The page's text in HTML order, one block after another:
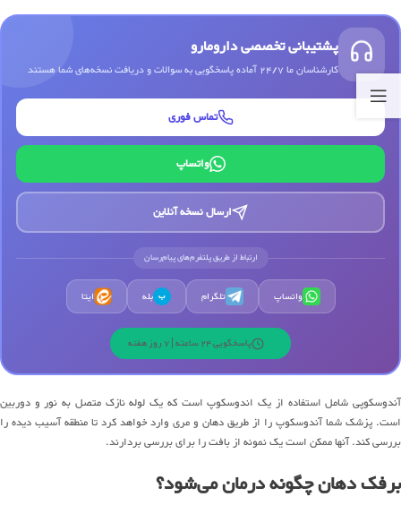
پشتیبانی تخصصی دارومارو
کارشناسان ما 24/7 آماده پاسخگویی به سوالات و دریافت نسخه‌های شما هستند
تماس فوری
واتساپ
ارسال نسخه آنلاین
ارتباط از طریق پلتفرم‌های پیام‌رسان
واتساپ تلگرام ب بله ایتا
پاسخگویی 24 ساعته | 7 روز هفته
آندوسکوپی شامل استفاده از یک اندوسکوپ است که یک لوله نازک متصل به نور و دوربین
است. پزشک شما آندوسکوپ را از طریق دهان و مری وارد خواهد کرد تا منطقه آسیب دیده را
بررسی کند. آنها ممکن است یک نمونه از بافت را برای بررسی بردارند.
برفک دهان چگونه درمان می‌شود؟